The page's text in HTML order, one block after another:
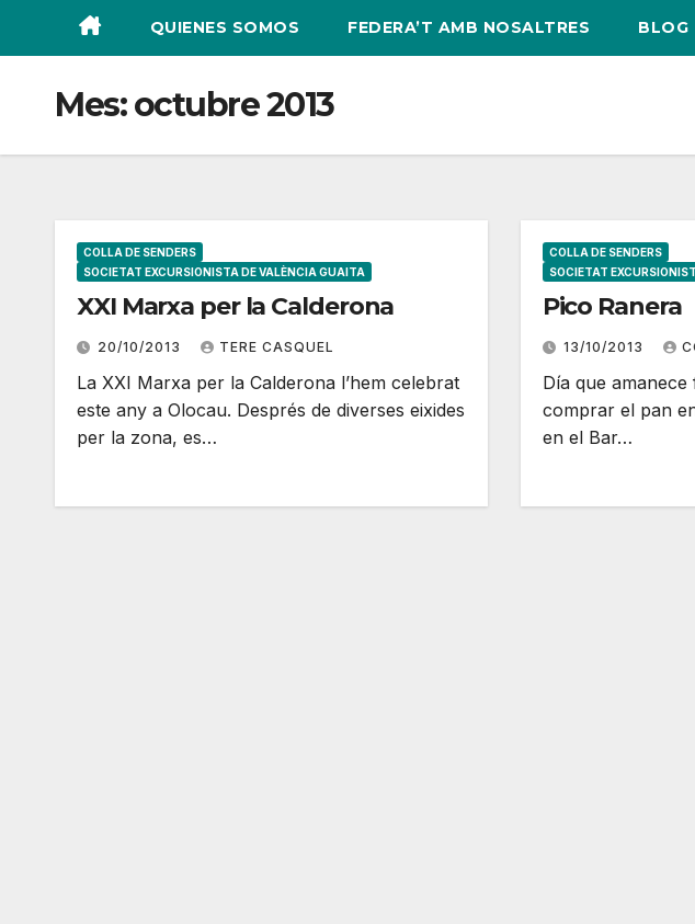
QUIENES SOMOS FEDERA’T AMB NOSALTRES BLOG
Mes:octubre 2013
COLLA DE SENDERS
SOCIETAT EXCURSIONISTA DE VALÈNCIA GUAITA
XXI Marxa per la Calderona
20/10/2013 TERE CASQUEL
La XXI Marxa per la Calderona l’hem celebrat
este any a Olocau. Després de diverses eixides
per la zona, es…
COLLA DE SENDERS
SOCIETAT
Pico Ranera
13/10/2013
Día que
comprar el pan
en el Bar…